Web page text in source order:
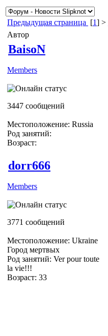
Предыдущая страница [1] >
Автор
BaisoN
Members
3447 сообщений
Местоположение: Russia
Род занятий:
Возраст:
dorr666
Members
3771 сообщений
Местоположение: Ukraine
Город мертвых
Род занятий: Ver pour toute
la vie!!!
Возраст: 33